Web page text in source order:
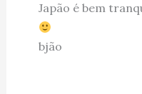
Japão é bem
bjão